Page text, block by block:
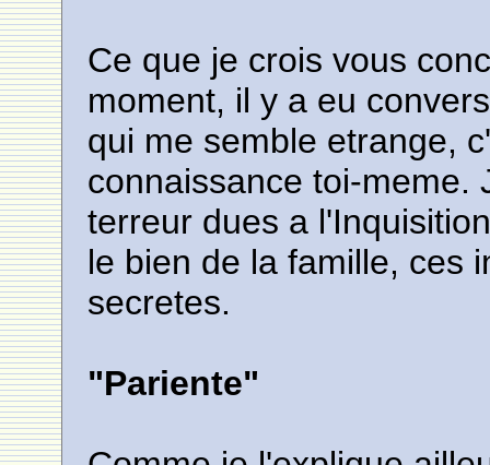
Ce que je crois vous
moment, il y a eu
qui me semble etrange,
connaissance toi-meme.
terreur dues a
le bien de la famille, ces
secretes.
"Pariente"